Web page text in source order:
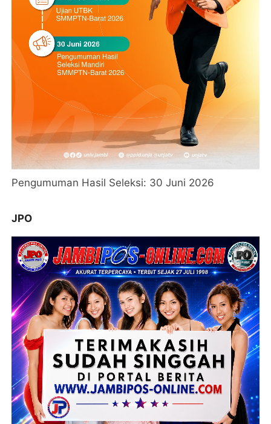
Pengumuman Hasil Seleksi: 30 Juni 2026
JPO